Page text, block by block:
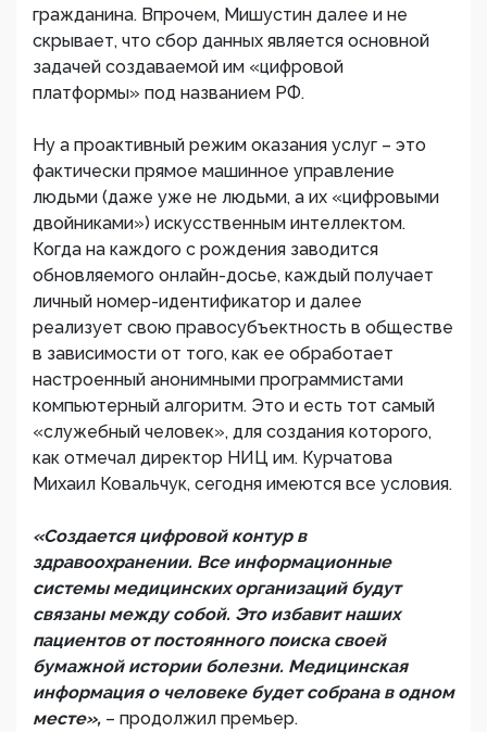
гражданина. Впрочем, Мишустин далее и не
скрывает, что сбор данных является основной
задачей создаваемой им «цифровой
платформы» под названием РФ.
Ну а проактивный режим оказания услуг – это
фактически прямое машинное управление
людьми (даже уже не людьми, а их «цифровыми
двойниками») искусственным интеллектом.
Когда на каждого с рождения заводится
обновляемого онлайн-досье, каждый получает
личный номер-идентификатор и далее
реализует свою правосубъектность в обществе
в зависимости от того, как ее обработает
настроенный анонимными программистами
компьютерный алгоритм. Это и есть тот самый
«служебный человек», для создания которого,
как отмечал директор НИЦ им. Курчатова
Михаил Ковальчук, сегодня имеются все условия.
«Создается цифровой контур в
здравоохранении. Все информационные
системы медицинских организаций будут
связаны между собой. Это избавит наших
пациентов от постоянного поиска своей
бумажной истории болезни. Медицинская
информация о человеке будет собрана в одном
месте», – продолжил премьер.